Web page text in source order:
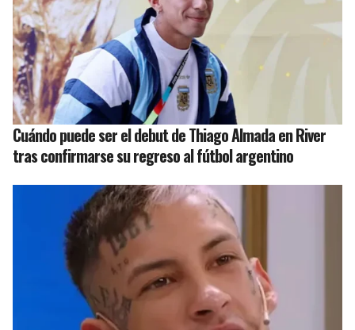
Cuándo puede ser el debut de Thiago Almada en River
tras confirmarse su regreso al fútbol argentino